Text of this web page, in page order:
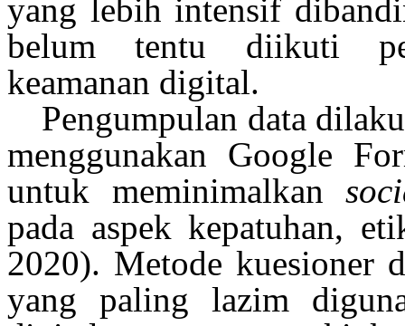
yang lebih intensif
belumtentu diikuti
keamanan digital.
Pengumpulan data
menggunakan Google
untuk meminimalkan
pada aspekkepatuhan,
2020). Metode
yang paling lazim